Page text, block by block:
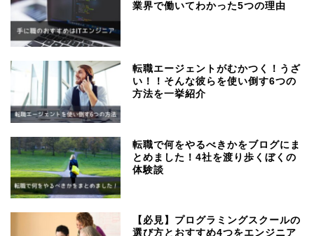
業界で働いてわかった5つの理由
転職エージェントがむかつく！うざ
い！！そんな彼らを使い倒す6つの
方法を一挙紹介
転職で何をやるべきかをブログにま
とめました！4社を渡り歩くぼくの
体験談
【必見】プログラミングスクールの
選び方とおすすめ4つをエンジニア